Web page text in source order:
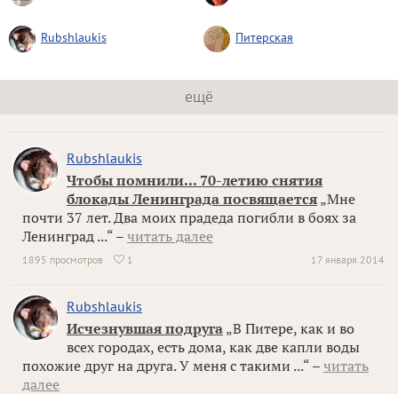
Rubshlaukis Питерская
ещё
Rubshlaukis
Чтобы помнили... 70-летию снятия
блокады Ленинграда посвящается „Мне
почти 37 лет. Два моих прадеда погибли в боях за
Ленинград ...“ – читать далее
17 января 2014
1895 просмотров  1
Rubshlaukis
Исчезнувшая подруга „В Питере, как и во
всех городах, есть дома, как две капли воды
похожие друг на друга. У меня с такими ...“ – читать
далее